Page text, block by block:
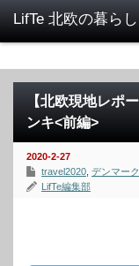
【北欧現地レポ
ンキ<前編>
2020-2-27
travel2020 デンマーク
LifTe編集部